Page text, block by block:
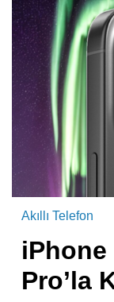
Akıllı Telefon
iPhone
Pro’la